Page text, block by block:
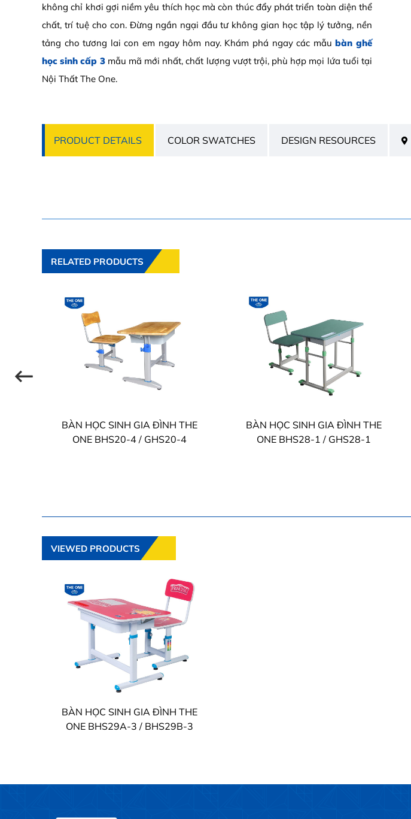
không chỉ khơi gợi niềm yêu thích học mà còn thúc đẩy phát triển toàn diện thể
chất, trí tuệ cho con. Đừng ngần ngại đầu tư không gian học tập lý tưởng, nền
tảng cho tương lai con em ngay hôm nay. Khám phá ngay các mẫubàn ghế
học sinh cấp 3mẫu mã mới nhất, chất lượng vượt trội, phù hợp mọi lứa tuổi tại
Nội Thất The One.
PRODUCT DETAILS COLOR SWATCHES DESIGN RESOURCES
RELATED PRODUCTS
BÀN HỌC SINH GIA ĐÌNH THE
ONE BHS20-4 / GHS20-4
BÀN HỌC SINH GIA ĐÌNH THE
ONE BHS28-1 / GHS28-1
VIEWED PRODUCTS
BÀN HỌC SINH GIA ĐÌNH THE
ONE BHS29A-3 / BHS29B-3